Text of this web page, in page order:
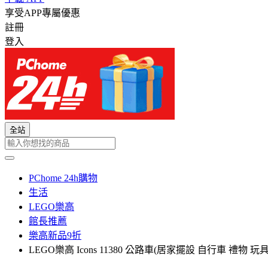
享受APP專屬優惠
註冊
登入
全站
PChome 24h購物
生活
LEGO樂高
館長推薦
樂高新品9折
LEGO樂高 Icons 11380 公路車(居家擺設 自行車 禮物 玩